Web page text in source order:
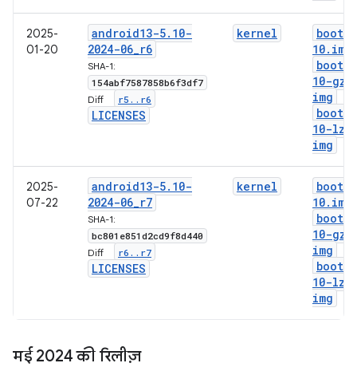
2025-
01-20
android13-5. 10-
2024-06_r6
SHA-1:
154abf7587858b6f3df7
Diff: r5 . . r6
LICENSES
kernel
boot-5
10. img
boot-5
10-gz
img
boot-5
10-lz4
img
2025-
07-22
android13-5. 10-
2024-06_r7
SHA-1:
bc801e851d2cd9f8d440
Diff: r6 . . r7
LICENSES
kernel
boot-5
10. img
boot-5
10-gz
img
boot-5
10-lz4
img
मई 2024 की रिलीज़